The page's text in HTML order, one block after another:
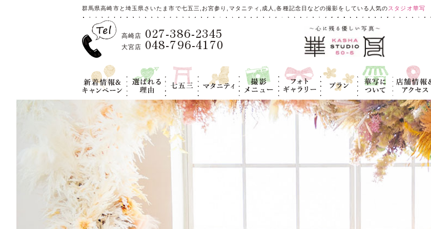
群馬県高崎市と埼玉県さいたま市で七五三,お宮参り,マタニティ,成人,各種記念日などの撮影をしている人気のスタジオ華写
高崎店 027-386-2345
大宮店 048-796-4170
新着情報＆キ
ャンペーン
選ばれる理
由
七五三 マタニティ
撮影メニュ
ー
フォトギャラ
リー
プラン
華写につい
て
店舗情報＆ア
クセス